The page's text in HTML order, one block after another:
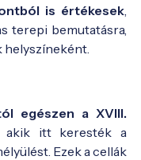
is értékesek
terepi bemutatásra,
egészen a XVIII.
akik itt keresték a
Ezek a cellák